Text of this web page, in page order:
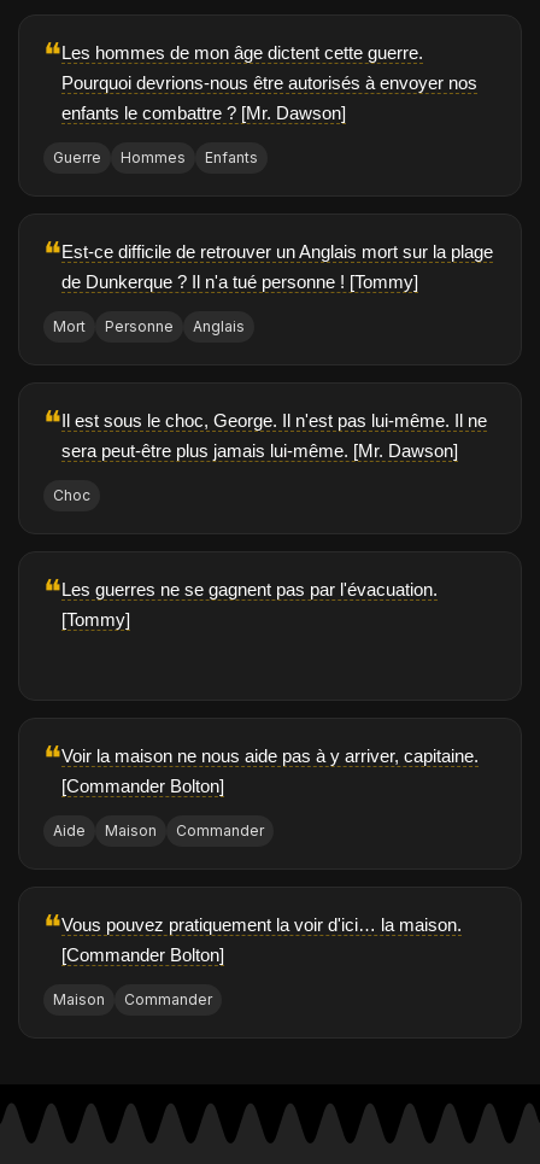
❝Les hommes de mon âge dictent cette guerre.
Pourquoi devrions-nous être autorisés à envoyer nos
enfants le combattre ? [Mr. Dawson]
Guerre Hommes Enfants
❝Est-ce difficile de retrouver un Anglais mort sur la plage
de Dunkerque ? Il n'a tué personne ! [Tommy]
Mort Personne Anglais
❝Il est sous le choc, George. Il n'est pas lui-même. Il ne
sera peut-être plus jamais lui-même. [Mr. Dawson]
Choc
❝Les guerres ne se gagnent pas par l'évacuation.
[Tommy]
❝Voir la maison ne nous aide pas à y arriver, capitaine.
[Commander Bolton]
Aide Maison Commander
❝Vous pouvez pratiquement la voir d'ici… la maison.
[Commander Bolton]
Maison Commander